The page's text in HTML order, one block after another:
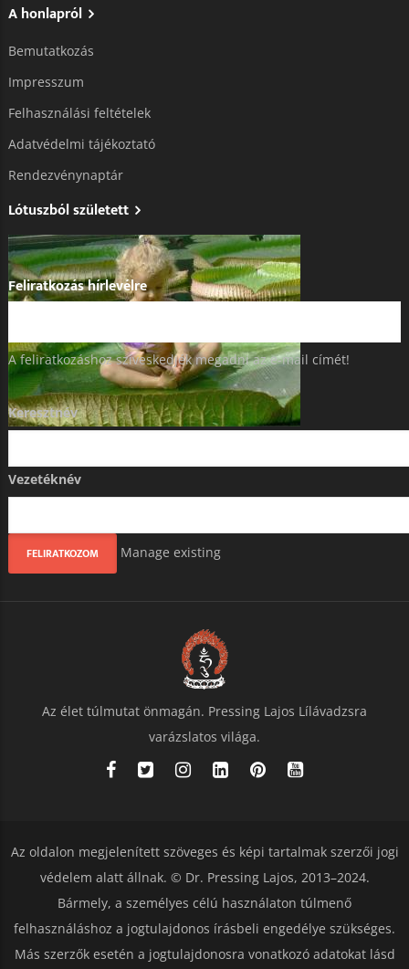
A honlapról
Bemutatkozás
Impresszum
Felhasználási feltételek
Adatvédelmi tájékoztató​
Rendezvénynaptár
Lótuszból született
Feliratkozás hírlevélre
A feliratkozáshoz szíveskedjék megadni az e-mail címét!
Keresztnév
Vezetéknév
Manage existing
Az élet túlmutat önmagán. Pressing Lajos Lílávadzsra
varázslatos világa.
Az oldalon megjelenített szöveges és képi tartalmak szerzői jogi
védelem alatt állnak. © Dr. Pressing Lajos, 2013–2024.
Bármely, a személyes célú használaton túlmenő
felhasználáshoz a jogtulajdonos írásbeli engedélye szükséges.
Más szerzők esetén a jogtulajdonosra vonatkozó adatokat lásd